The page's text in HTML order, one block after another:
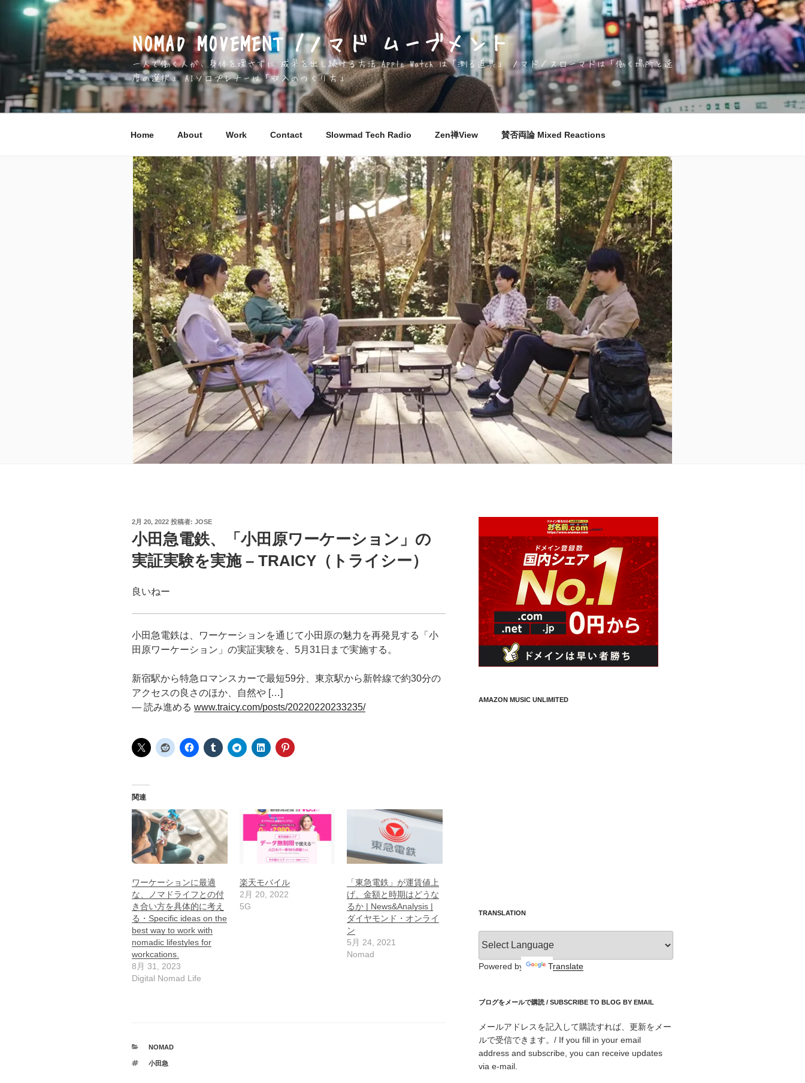
キ
NOMAD MOVEMENT /ノマド ムーブメント
一人で働く人が、身体を壊さずに 成果を出し続ける方法 Apple Watch は「測る道具」 ノマド／スローマドは「働く場所と速
度の選択」 AIソロプレナーは「収入のつくり方」
Home About Work Contact Slowmad Tech Radio Zen禅View 賛否両論 Mixed Reactions
投
日:
2月 20, 2022 投稿者: JOSE
小田急電鉄、「小田原ワーケーション」の
実証実験を実施 – TRAICY（トライシー）
良いねー
小田急電鉄は、ワーケーションを通じて小田原の魅力を再発見する「小
田原ワーケーション」の実証実験を、5月31日まで実施する。
新宿駅から特急ロマンスカーで最短59分、東京駅から新幹線で約30分の
アクセスの良さのほか、自然や […]
— 読み進める www.traicy.com/posts/20220220233235/
関連
ワーケーションに最適
な、ノマドライフとの付
き合い方を具体的に考え
る・Specific ideas on the
best way to work with
nomadic lifestyles for
workcations.
8月 31, 2023
Digital Nomad Life
楽天モバイル
2月 20, 2022
5G
「東急電鉄」が運賃値上
げ、金額と時期はどうな
るか | News&Analysis |
ダイヤモンド・オンライ
ン
5月 24, 2021
Nomad
カ
ゴ
NOMAD
タ
小田急
AMAZON MUSIC UNLIMITED
TRANSLATION
Powered by Translate
ブログをメールで購読 / SUBSCRIBE TO BLOG BY EMAIL
メールアドレスを記入して購読すれば、更新をメー
ルで受信できます。/ If you fill in your email
address and subscribe, you can receive updates
via e-mail.